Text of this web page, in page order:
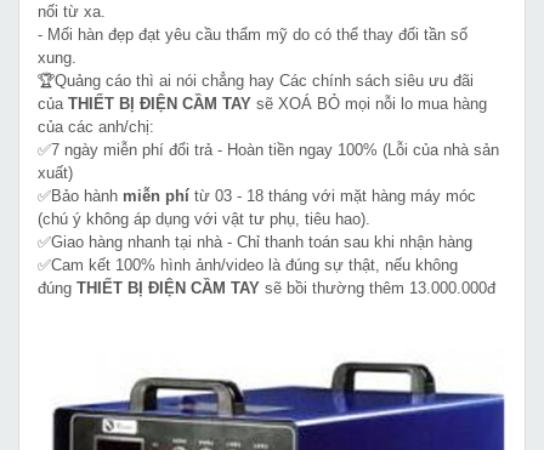
nối từ xa.
- Mối hàn đẹp đạt yêu cầu thẩm mỹ do có thể thay đối tần số
xung.
🏆Quảng cáo thì ai nói chẳng hay Các chính sách siêu ưu đãi
của THIẾT BỊ ĐIỆN CẦM TAY sẽ XOÁ BỎ mọi nỗi lo mua hàng
của các anh/chị:
✅7 ngày miễn phí đổi trả - Hoàn tiền ngay 100% (Lỗi của nhà sản
xuất)
✅Bảo hành miễn phí từ 03 - 18 tháng với mặt hàng máy móc
(chú ý không áp dụng với vật tư phụ, tiêu hao).
✅Giao hàng nhanh tại nhà - Chỉ thanh toán sau khi nhận hàng
✅Cam kết 100% hình ảnh/video là đúng sự thật, nếu không
đúng THIẾT BỊ ĐIỆN CẦM TAY sẽ bồi thường thêm 13.000.000đ